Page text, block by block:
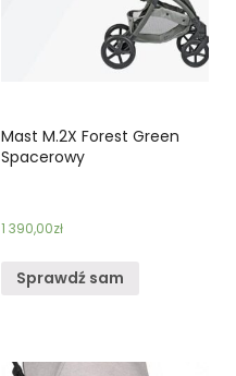
Mast M.2X Forest Green
Spacerowy
1 390,00zł
Sprawdź sam